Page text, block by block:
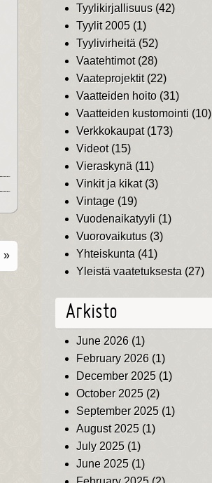
»
Tyylikirjallisuus (42)
Tyylit 2005 (1)
Tyylivirheitä (52)
Vaatehtimot(28)
Vaateprojektit(22)
Vaatteiden hoito (31)
Vaatteiden kustomointi (10)
Verkkokaupat(173)
Videot(15)
Vieraskynä (11)
Vinkit ja kikat(3)
Vintage (19)
Vuodenaikatyyli (1)
Vuorovaikutus (3)
Yhteiskunta (41)
Yleistä vaatetuksesta (27)
Arkisto
June 2026 (1)
February 2026 (1)
December 2025 (1)
October 2025 (2)
September 2025 (1)
August 2025 (1)
July 2025 (1)
June 2025 (1)